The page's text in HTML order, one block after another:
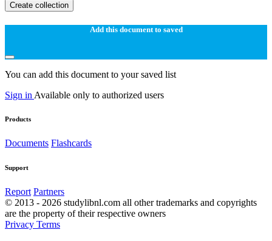
Create collection
Add this document to saved
You can add this document to your saved list
Sign in Available only to authorized users
Products
Documents Flashcards
Support
Report Partners
© 2013 - 2026 studylibnl.com all other trademarks and copyrights
are the property of their respective owners
Privacy Terms